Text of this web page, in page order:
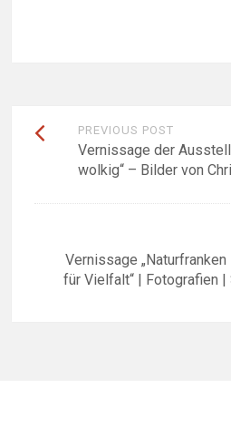
Beitragsnavigation
PREVIOUS POST
Vernissage der
wolkig“ – Bilder von
Vernissage
für Vielfalt“ | Fotografien |